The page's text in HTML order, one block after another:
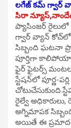
లగేజ్‌ కమ్‌ గ్వార్‌
సిరా
ప్యాసింజర్‌ రైలులో
గ్వార్‌ వ్యాన్‌ కోచ్‌లో
సిబ్బంది ఘటనా
పూర్తిగా
ఫైర్‌ ఫైటర్స్‌
స్టేషన్‌లో పూర్ణ-
రైల్వే
అగ్నిమాపక
అయితే ఈ